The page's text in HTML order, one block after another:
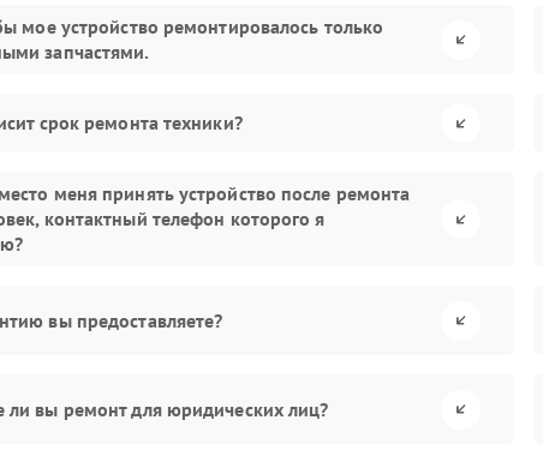
мое устройство ремонтировалось только
запчастями.
срок ремонта техники?
меня принять устройство после ремонта
контактный телефон которого я
вы предоставляете?
ли вы ремонт для юридических лиц?